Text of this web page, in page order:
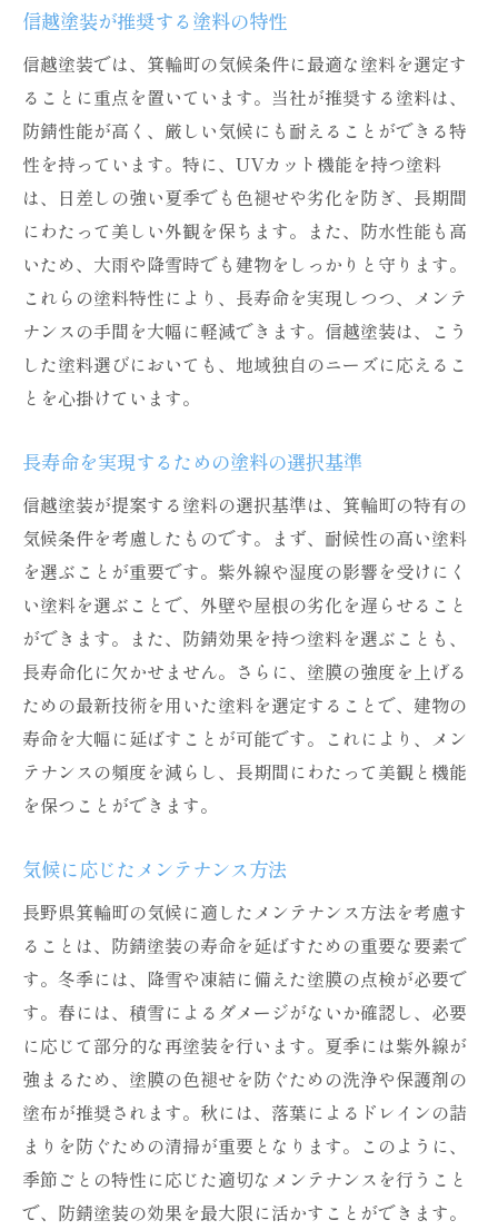
信越塗装が推奨する塗料の特性
信越塗装では、箕輪町の気候条件に最適な塗料を選定す
ることに重点を置いています。当社が推奨する塗料は、
防錆性能が高く、厳しい気候にも耐えることができる特
性を持っています。特に、UVカット機能を持つ塗料
は、日差しの強い夏季でも色褪せや劣化を防ぎ、長期間
にわたって美しい外観を保ちます。また、防水性能も高
いため、大雨や降雪時でも建物をしっかりと守ります。
これらの塗料特性により、長寿命を実現しつつ、メンテ
ナンスの手間を大幅に軽減できます。信越塗装は、こう
した塗料選びにおいても、地域独自のニーズに応えるこ
とを心掛けています。
長寿命を実現するための塗料の選択基準
信越塗装が提案する塗料の選択基準は、箕輪町の特有の
気候条件を考慮したものです。まず、耐候性の高い塗料
を選ぶことが重要です。紫外線や湿度の影響を受けにく
い塗料を選ぶことで、外壁や屋根の劣化を遅らせること
ができます。また、防錆効果を持つ塗料を選ぶことも、
長寿命化に欠かせません。さらに、塗膜の強度を上げる
ための最新技術を用いた塗料を選定することで、建物の
寿命を大幅に延ばすことが可能です。これにより、メン
テナンスの頻度を減らし、長期間にわたって美観と機能
を保つことができます。
気候に応じたメンテナンス方法
長野県箕輪町の気候に適したメンテナンス方法を考慮す
ることは、防錆塗装の寿命を延ばすための重要な要素で
す。冬季には、降雪や凍結に備えた塗膜の点検が必要で
す。春には、積雪によるダメージがないか確認し、必要
に応じて部分的な再塗装を行います。夏季には紫外線が
強まるため、塗膜の色褪せを防ぐための洗浄や保護剤の
塗布が推奨されます。秋には、落葉によるドレインの詰
まりを防ぐための清掃が重要となります。このように、
季節ごとの特性に応じた適切なメンテナンスを行うこと
で、防錆塗装の効果を最大限に活かすことができます。